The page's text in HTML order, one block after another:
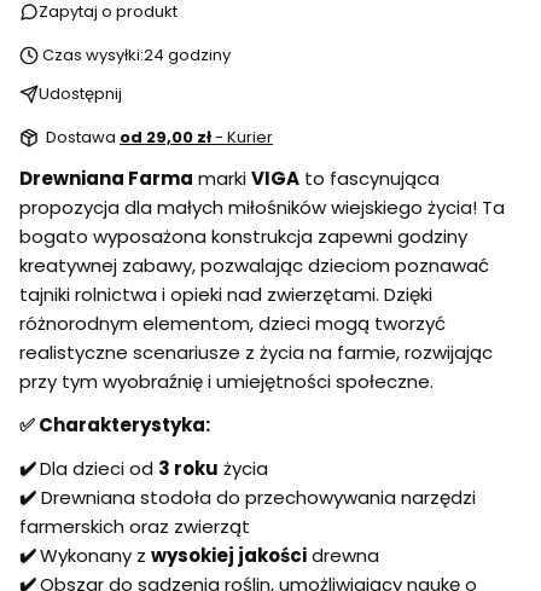
Zapytaj o produkt
Czas wysyłki:24 godziny
Udostępnij
Dostawa od 29,00 zł- Kurier
Drewniana Farma markiVIGA to fascynująca
propozycja dla małych miłośników wiejskiego życia! Ta
bogato wyposażona konstrukcja zapewni godziny
kreatywnej zabawy, pozwalając dzieciom poznawać
tajniki rolnictwa i opieki nad zwierzętami. Dzięki
różnorodnym elementom, dzieci mogą tworzyć
realistyczne scenariusze z życia na farmie, rozwijając
przy tym wyobraźnię i umiejętności społeczne.
✅ Charakterystyka:
✔️Dla dzieci od 3 roku życia
✔️Drewniana stodoła do przechowywania narzędzi
farmerskich oraz zwierząt
✔️Wykonany z wysokiej jakościdrewna
✔️Obszar do sadzenia roślin, umożliwiający naukę o